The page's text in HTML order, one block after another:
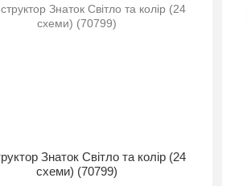
Знаток Світло та колір (24
схеми) (70799)